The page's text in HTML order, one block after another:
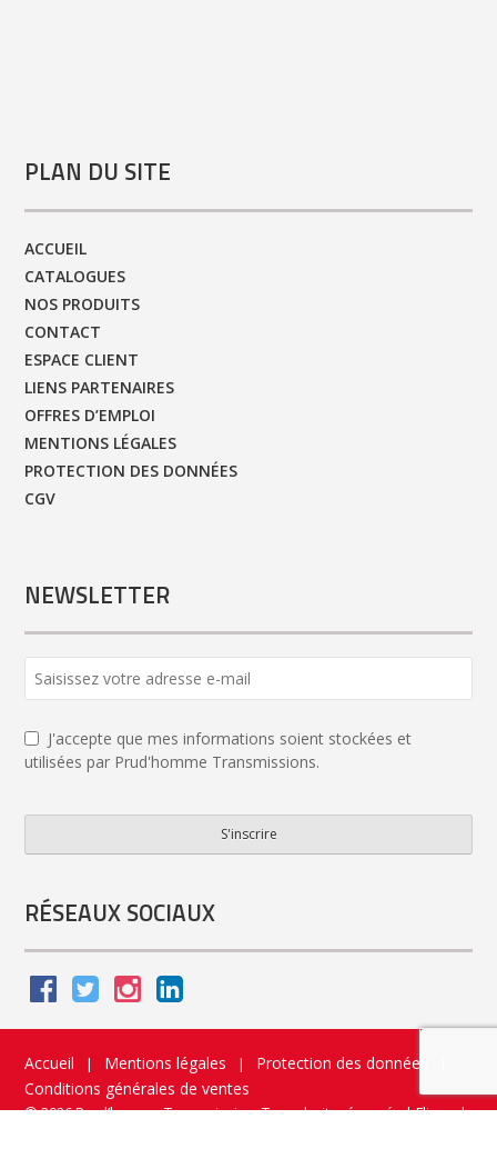
PLAN DU SITE
ACCUEIL
CATALOGUES
NOS PRODUITS
CONTACT
ESPACE CLIENT
LIENS PARTENAIRES
OFFRES D’EMPLOI
MENTIONS LÉGALES
PROTECTION DES DONNÉES
CGV
NEWSLETTER
J'accepte que mes informations soient stockées et
utilisées par Prud'homme Transmissions.
S'inscrire
Email *
RÉSEAUX SOCIAUX
Accueil | Mentions légales | Protection des données
Conditions générales de ventes
© 2026 Prud’homme Transmission. Tous droits réservés|Flippad